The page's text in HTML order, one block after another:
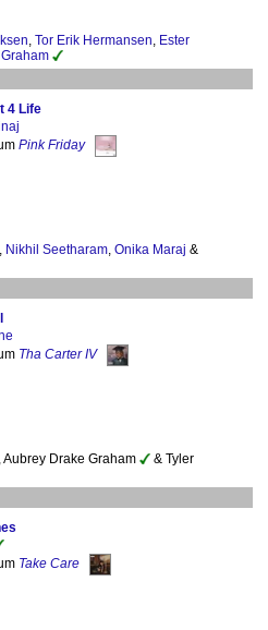
Tor Erik Hermansen Ester
4 Life
Pink Friday
Nikhil Seetharam Onika Maraj &
Tha Carter IV
, Aubrey Drake Graham
& Tyler
Take Care